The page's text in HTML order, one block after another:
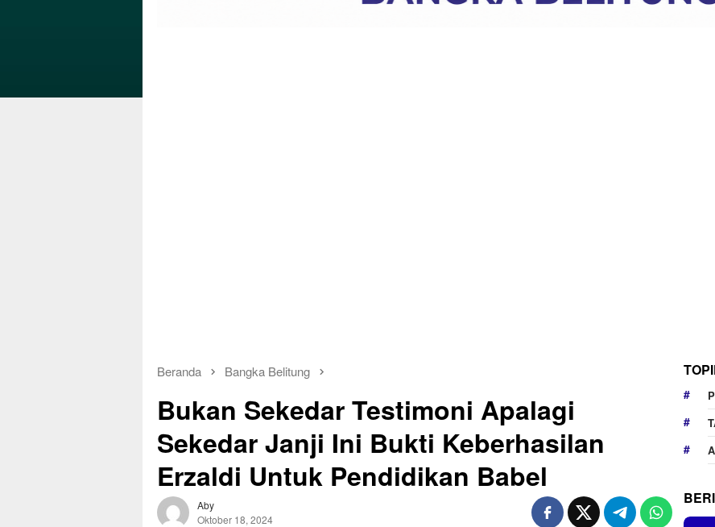
Beranda Bangka Belitung
Bukan Sekedar Testimoni Apalagi
Sekedar Janji Ini Bukti Keberhasilan
Erzaldi Untuk Pendidikan Babel
Aby
Oktober 18, 2024